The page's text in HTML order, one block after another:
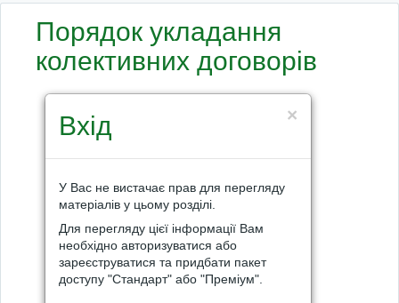
Порядок укладання
колективних договорів
×
Вхід
У Вас не вистачає прав для перегляду
матеріалів у цьому розділі.
Для перегляду цієї інформації Вам
необхідно авторизуватися або
зареєструватися та придбати пакет
доступу "Стандарт" або "Преміум".